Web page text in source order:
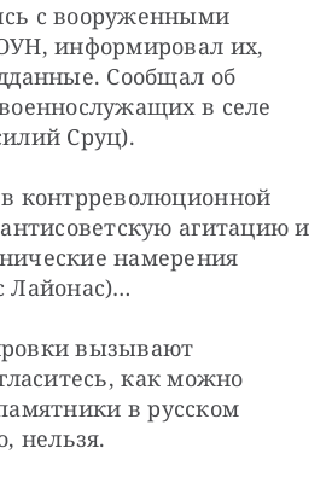
с вооруженными
информировал их,
Сообщал об
в селе
Сруц).
контрреволюционной
агитацию и
намерения
Лайонас)…
вызывают
как можно
в русском
нельзя.